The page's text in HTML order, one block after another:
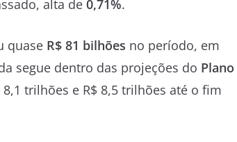
alta de 0,71%.
quase R$ 81 bilhões no período, em
segue dentro das projeções do Plano
trilhões e R$ 8,5 trilhões até o fim